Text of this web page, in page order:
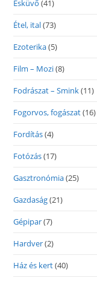
Esküvő (41)
Étel, ital(73)
Ezoterika(5)
Film – Mozi(8)
Fodrászat – Smink(11)
Fogorvos, fogászat(16)
Fordítás(4)
Fotózás(17)
Gasztronómia(25)
Gazdaság(21)
Gépipar(7)
Hardver(2)
Ház és kert(40)